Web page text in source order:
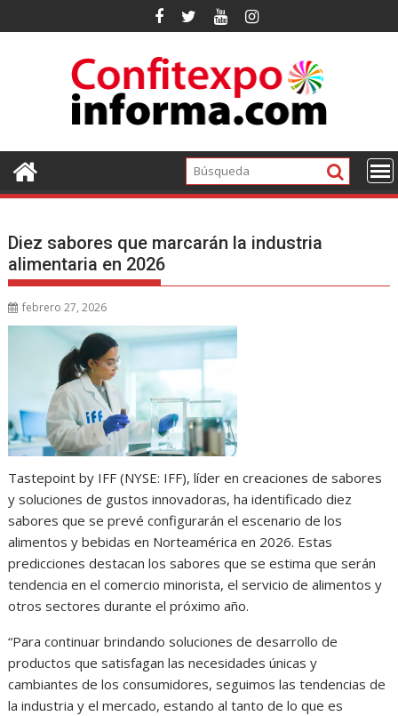
al
Diez sabores que marcarán la industria
alimentaria en 2026
febrero 27, 2026
Tastepoint by IFF (NYSE: IFF), líder en creaciones de sabores
y soluciones de gustos innovadoras, ha identificado diez
sabores que se prevé configurarán el escenario de los
alimentos y bebidas en Norteamérica en 2026. Estas
predicciones destacan los sabores que se estima que serán
tendencia en el comercio minorista, el servicio de alimentos y
otros sectores durante el próximo año.
“Para continuar brindando soluciones de desarrollo de
productos que satisfagan las necesidades únicas y
cambiantes de los consumidores, seguimos las tendencias de
la industria y el mercado, estando al tanto de lo que es